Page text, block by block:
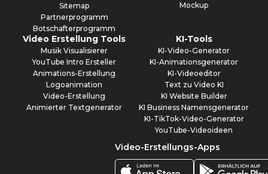
Sitemap
Partnerprogramm
Botschafterprogramm
Mockup
Video Erstellung Tools
Musik Visualisierer
YouTube Intro Ersteller
Animations-Erstellung
Logoanimation
Video-Erstellung
Animierter Textgenerator
KI-Tools
KI-Video-Generator
KI-Animationsgenerator
KI-Videoeditor
Text zu Video KI
KI Website Builder
KI Business Namensgenerator
KI-TikTok-Video-Generator
YouTube-Videoideen
Video-Erstellungs-Apps